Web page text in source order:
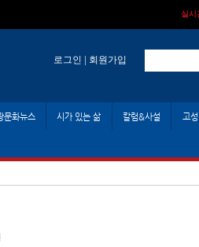
실시
로그인 | 회원가입
문화뉴스 시가 있는 삶 칼럼&사설 고